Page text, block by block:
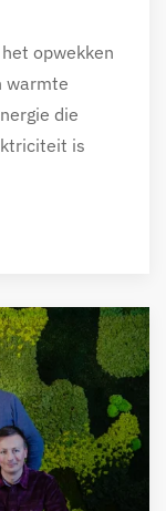
opwekken
warmte
die
is